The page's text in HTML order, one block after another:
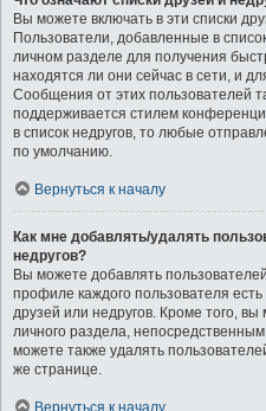
Вы можете включать в эти списки
Пользователи, добавленные в
личном разделе для получения
находятся ли они сейчас в сети, и
Сообщения от этих пользователей
поддерживается стилем
в список недругов, то любые
по умолчанию.
Вернуться к началу
Как мне добавлять/удалять
недругов?
Вы можете добавлять
профиле каждого пользователя
друзей или недругов. Кроме того,
личного раздела,
можете также удалять
же странице.
Вернуться к началу